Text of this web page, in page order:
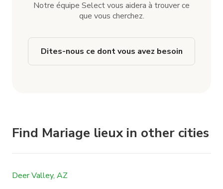
Notre équipe Select vous aidera à trouver ce
que vous cherchez.
Dites-nous ce dont vous avez besoin
Find Mariage lieux in other cities
Deer Valley, AZ